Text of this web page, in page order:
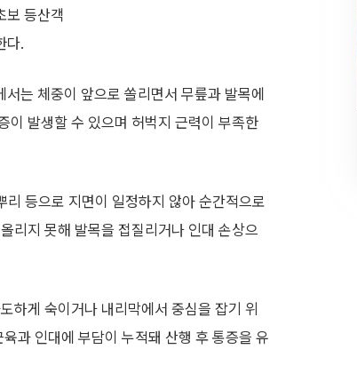
보 등산객
다.
는 체중이 앞으로 쏠리면서 무릎과 발목에
이 발생할 수 있으며 허벅지 근력이 부족한
등으로 지면이 일정하지 않아 순간적으로
리지 못해 발목을 접질리거나 인대 손상으
하게 숙이거나 내리막에서 중심을 잡기 위
과 인대에 부담이 누적돼 산행 후 통증을 유